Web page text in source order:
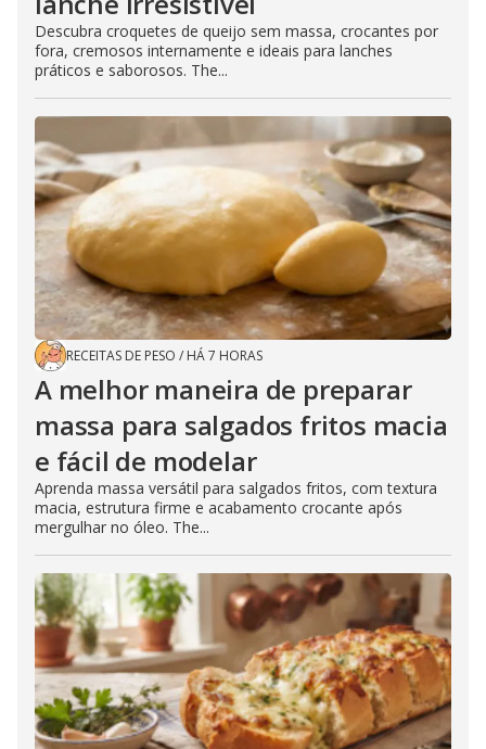
Descubra croquetes de queijo sem massa, crocantes por
fora, cremosos internamente e ideais para lanches
práticos e saborosos. The...
RECEITAS DE PESO / HÁ 7 HORAS
A melhor maneira de preparar
massa para salgados fritos macia
e fácil de modelar
Aprenda massa versátil para salgados fritos, com textura
macia, estrutura firme e acabamento crocante após
mergulhar no óleo. The...